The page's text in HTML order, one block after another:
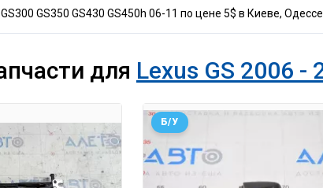
GS350 GS430 GS450h 06-11 по цене 5$ в Киеве,
для Lexus GS 2006 -
Б/У